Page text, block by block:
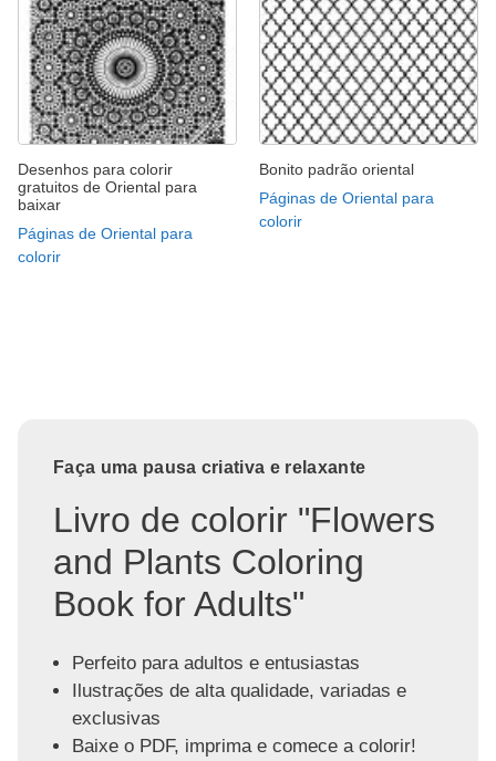
Desenhos para colorir
gratuitos de Oriental para
baixar
Páginas de Oriental para
colorir
Bonito padrão oriental
Páginas de Oriental para
colorir
Faça uma pausa criativa e relaxante
Livro de colorir "Flowers
and Plants Coloring
Book for Adults"
Perfeito para adultos e entusiastas
Ilustrações de alta qualidade, variadas e
exclusivas
Baixe o PDF, imprima e comece a colorir!